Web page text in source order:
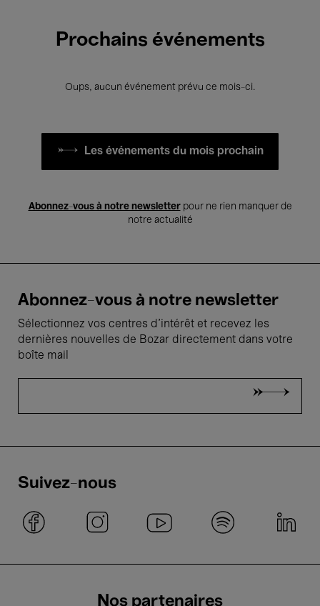
Prochains événements
Oups, aucun événement prévu ce mois-ci.
Les événements du mois prochain
Abonnez-vous à notre newsletterpour ne rien manquer de
notre actualité
Abonnez-vous à notre newsletter
Sélectionnez vos centres d'intérêt et recevez les
dernières nouvelles de Bozar directement dans votre
boîte mail
Suivez-nous
Nos partenaires